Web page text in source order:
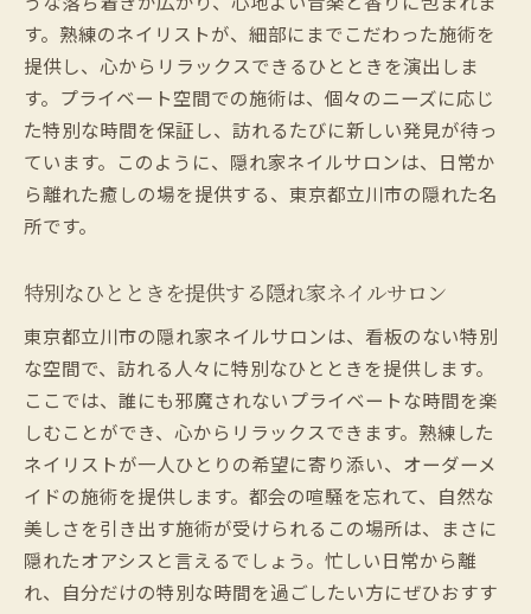
熟練の技術で実現するあなたの理想
立川市のネイルサロンで味わう本格派施術
隠れ家サロンでのプロフェッショナル体験
東京都立川市で見つけたネイルの隠れ家体験
立川市で体験する隠れ家の楽しさ
ネイルサロンで味わう心の贅沢
隠れ家サロンで知る特別な技術
立川市の秘密スポットでのネイル体験
す。熟練のネイリストが、細部にまでこだわった施術を
提供し、心からリラックスできるひとときを演出しま
す。プライベート空間での施術は、個々のニーズに応じ
た特別な時間を保証し、訪れるたびに新しい発見が待っ
ています。このように、隠れ家ネイルサロンは、日常か
ら離れた癒しの場を提供する、東京都立川市の隠れた名
所です。
特別なひとときを提供する隠れ家ネイルサロン
東京都立川市の隠れ家ネイルサロンは、看板のない特別
な空間で、訪れる人々に特別なひとときを提供します。
ここでは、誰にも邪魔されないプライベートな時間を楽
しむことができ、心からリラックスできます。熟練した
ネイリストが一人ひとりの希望に寄り添い、オーダーメ
イドの施術を提供します。都会の喧騒を忘れて、自然な
美しさを引き出す施術が受けられるこの場所は、まさに
隠れたオアシスと言えるでしょう。忙しい日常から離
れ、自分だけの特別な時間を過ごしたい方にぜひおすす